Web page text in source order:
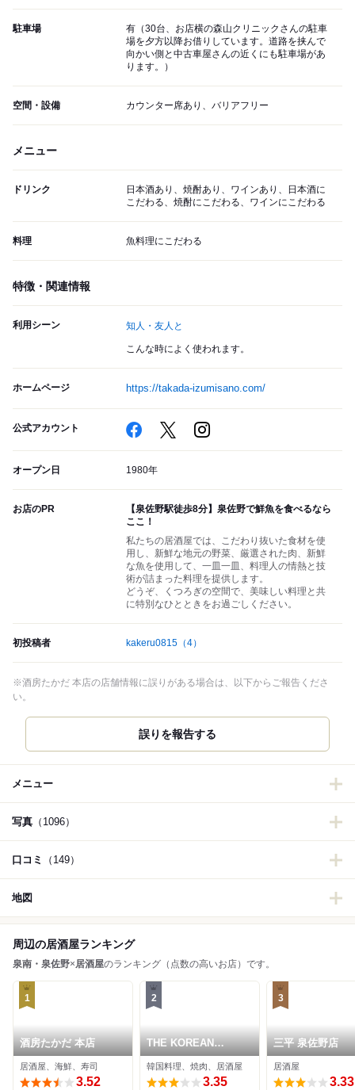
駐車場
有（30台、お店横の森山クリニックさんの駐車
場を夕方以降お借りしています。道路を挟んで
向かい側と中古車屋さんの近くにも駐車場があ
ります。）
空間・設備 カウンター席あり、バリアフリー
メニュー
ドリンク
日本酒あり、焼酎あり、ワインあり、日本酒に
こだわる、焼酎にこだわる、ワインにこだわる
料理 魚料理にこだわる
特徴・関連情報
利用シーン 知人・友人と
こんな時によく使われます。
ホームページ https://takada-izumisano.com/
公式アカウント
オープン日 1980年
お店のPR
【泉佐野駅徒歩8分】泉佐野で鮮魚を食べるなら
ここ！
私たちの居酒屋では、こだわり抜いた食材を使
用し、新鮮な地元の野菜、厳選された肉、新鮮
な魚を使用して、一皿一皿、料理人の情熱と技
術が詰まった料理を提供します。
どうぞ、くつろぎの空間で、美味しい料理と共
に特別なひとときをお過ごしください。
初投稿者 kakeru0815 （4）
※酒房たかだ 本店の店舗情報に誤りがある場合は、以下からご報告くださ
い。
誤りを報告する
メニュー
写真 （1096）
口コミ （149）
地図
周辺の居酒屋ランキング
泉南・泉佐野×居酒屋のランキング（点数の高いお店）です。
1
酒房たかだ 本店
居酒屋、海鮮、寿司
3.52
2
THE KOREAN
STYLE OBON PEP
りんくう店
韓国料理、焼肉、居酒屋
3.35
3
三平 泉佐野店
居酒屋
3.33